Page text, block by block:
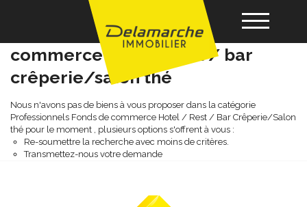
Acheter
Louer
Professionnels fonds de
commerce hotel / rest / bar
crêperie/salon thé
Nous n'avons pas de biens à vous proposer dans la catégorie
Professionnels Fonds de commerce Hotel / Rest / Bar Crêperie/Salon
thé pour le moment , plusieurs options s'offrent à vous :
Re-soumettre la recherche avec moins de critères.
Transmettez-nous votre demande